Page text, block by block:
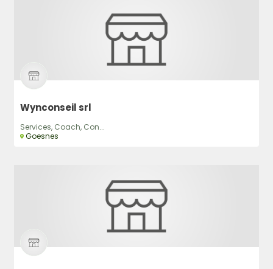
Wynconseil srl
Services, Coach, Con...
Goesnes